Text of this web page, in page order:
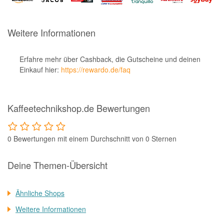
apodiscounter
OTTO Office
Udemy
Pets Deli
SNIPES
Click & Boat
XXXLutz
BADER
Weitere Informationen
Erfahre mehr über Cashback, die Gutscheine und deinen
Einkauf hier: https://rewardo.de/faq
Kaffeetechnikshop.de Bewertungen
0 Bewertungen mit einem Durchschnitt von 0 Sternen
Deine Themen-Übersicht
Ähnliche Shops
Weitere Informationen